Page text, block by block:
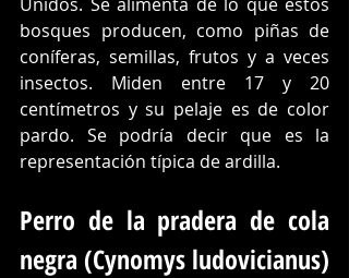
bosques producen, como piñas de
coníferas, semillas, frutos y a veces
insectos. Miden entre 17 y 20
centímetros y su pelaje es de color
pardo. Se podría decir que es la
representación típica de ardilla.
Perro de la pradera de cola
negra (Cynomys ludovicianus)